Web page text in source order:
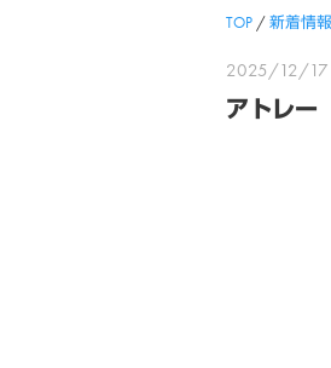
TOP /新着情報
2025/12/17
アトレ